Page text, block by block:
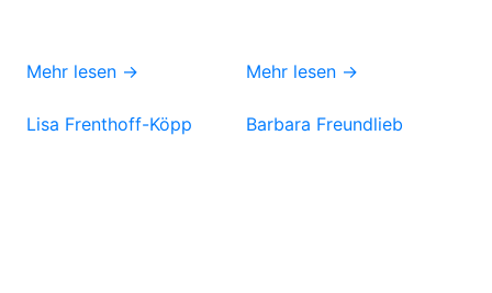
Mehr lesen → Mehr lesen →
Lisa Frenthoff-Köpp Barbara Freundlieb